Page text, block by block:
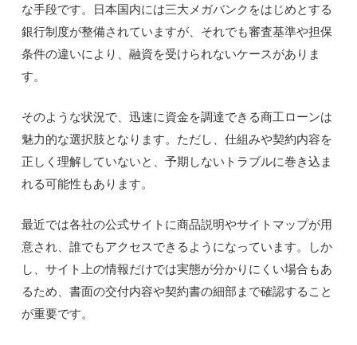
な手段です。日本国内には三大メガバンクをはじめとする
銀行制度が整備されていますが、それでも審査基準や担保
条件の違いにより、融資を受けられないケースがありま
す。
そのような状況で、迅速に資金を調達できる商工ローンは
魅力的な選択肢となります。ただし、仕組みや契約内容を
正しく理解していないと、予期しないトラブルに巻き込ま
れる可能性もあります。
最近では各社の公式サイトに商品説明やサイトマップが用
意され、誰でもアクセスできるようになっています。しか
し、サイト上の情報だけでは実態が分かりにくい場合もあ
るため、書面の交付内容や契約書の細部まで確認すること
が重要です。